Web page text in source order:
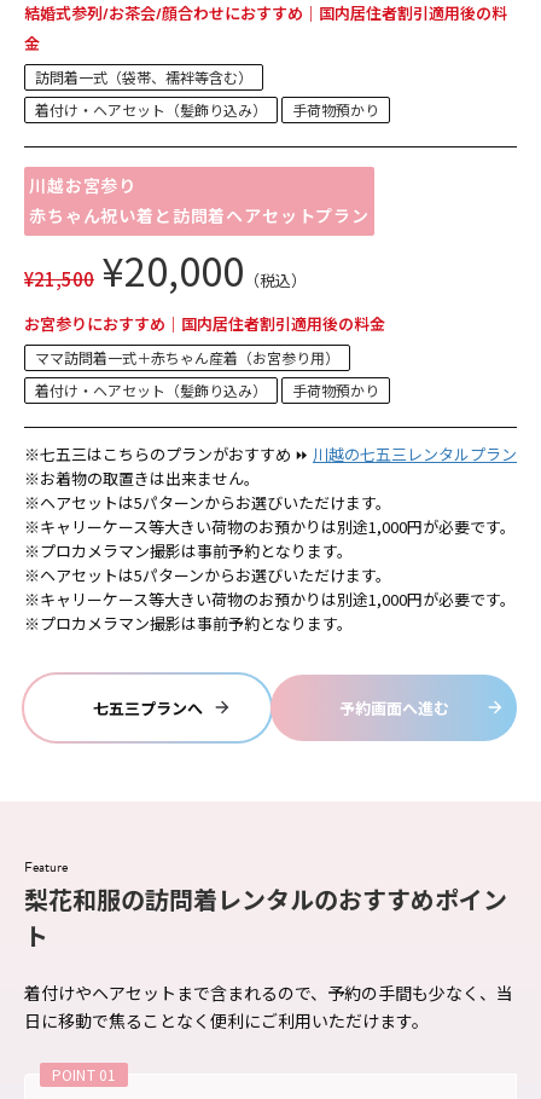
結婚式参列/お茶会/顔合わせにおすすめ｜国内居住者割引適用後の料
金
訪問着一式（袋帯、襦袢等含む）
着付け・ヘアセット（髪飾り込み）
手荷物預かり
川越お宮参り
赤ちゃん祝い着と訪問着ヘアセットプラン
¥21,500 ¥20,000 （税込）
お宮参りにおすすめ｜国内居住者割引適用後の料金
ママ訪問着一式＋赤ちゃん産着（お宮参り用）
着付け・ヘアセット（髪飾り込み）
手荷物預かり
※七五三はこちらのプランがおすすめ ⏩ 川越の七五三レンタルプラン
※お着物の取置きは出来ません。
※ヘアセットは5パターンからお選びいただけます。
※キャリーケース等大きい荷物のお預かりは別途1,000円が必要です。
※プロカメラマン撮影は事前予約となります。
※ヘアセットは5パターンからお選びいただけます。
※キャリーケース等大きい荷物のお預かりは別途1,000円が必要です。
※プロカメラマン撮影は事前予約となります。
七五三プランへ 予約画面へ進む
Feature
梨花和服の訪問着レンタルのおすすめポイン
ト
着付けやヘアセットまで含まれるので、予約の手間も少なく、当
日に移動で焦ることなく便利にご利用いただけます。